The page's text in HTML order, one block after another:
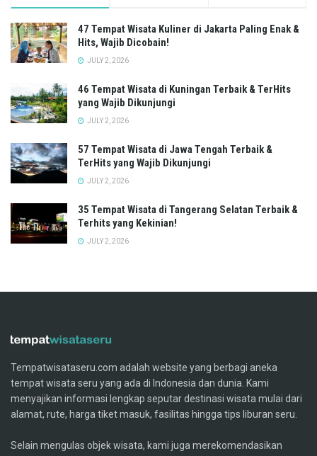
47 Tempat Wisata Kuliner di Jakarta Paling Enak &
Hits, Wajib Dicobain!
JULY 2, 2026
46 Tempat Wisata di Kuningan Terbaik & TerHits
yang Wajib Dikunjungi
JULY 2, 2026
57 Tempat Wisata di Jawa Tengah Terbaik &
TerHits yang Wajib Dikunjungi
JULY 2, 2026
35 Tempat Wisata di Tangerang Selatan Terbaik &
Terhits yang Kekinian!
JULY 2, 2026
Tempatwisataseru.com adalah website yang berbagi aneka
tempat wisata seru yang ada di Indonesia dan dunia. Kami
menyajikan informasi lengkap seputar destinasi wisata mulai dari
alamat, rute, harga tiket masuk, fasilitas hingga tips liburan seru.
Selain mengulas objek wisata, kami juga merekomendasikan